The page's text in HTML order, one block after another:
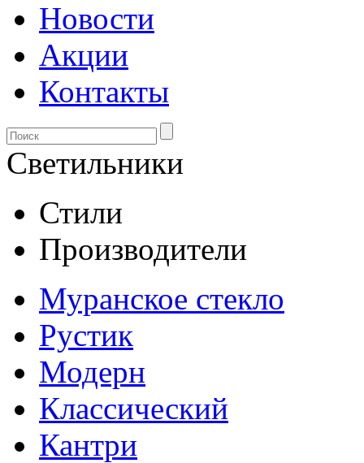
Новости
Акции
Контакты
Светильники
Стили
Производители
Муранское стекло
Рустик
Модерн
Классический
Кантри